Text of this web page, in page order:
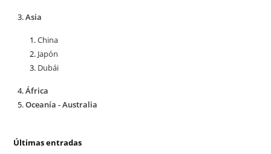
Asia
China
Japón
Dubái
África
Oceanía - Australia
Últimas entradas